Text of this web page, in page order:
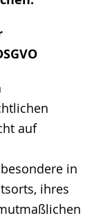
auf
in
ihres